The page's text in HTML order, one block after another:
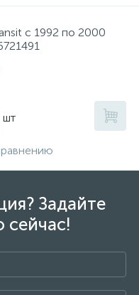
с 1992 по 2000
шт
Задайте
сейчас!